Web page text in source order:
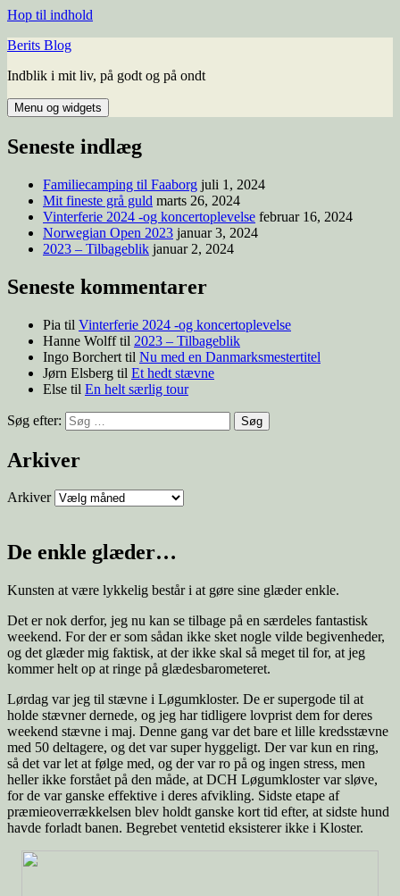
Hop til indhold
Berits Blog
Indblik i mit liv, på godt og på ondt
Menu og widgets
Seneste indlæg
Familiecamping til Faaborg juli 1, 2024
Mit fineste grå guld marts 26, 2024
Vinterferie 2024 -og koncertoplevelse februar 16, 2024
Norwegian Open 2023 januar 3, 2024
2023 – Tilbageblik januar 2, 2024
Seneste kommentarer
Pia til Vinterferie 2024 -og koncertoplevelse
Hanne Wolfftil 2023 – Tilbageblik
Ingo Borchert til Nu med en Danmarksmestertitel
Jørn Elsberg til Et hedt stævne
Else til En helt særlig tour
Søg efter:
Arkiver
Arkiver
De enkle glæder…
Kunsten at være lykkelig består i at gøre sine glæder enkle.
Det er nok derfor, jeg nu kan se tilbage på en særdeles fantastisk
weekend. For der er som sådan ikke sket nogle vilde begivenheder,
og det glæder mig faktisk, at der ikke skal så meget til for, at jeg
kommer helt op at ringe på glædesbarometeret.
Lørdag var jeg til stævne i Løgumkloster. De er supergode til at
holde stævner dernede, og jeg har tidligere lovprist dem for deres
weekend stævne i maj. Denne gang var det bare et lille kredsstævne
med 50 deltagere, og det var super hyggeligt. Der var kun en ring,
så det var let at følge med, og der var ro på og ingen stress, men
heller ikke forstået på den måde, at DCH Løgumkloster var sløve,
for de var ganske effektive i deres afvikling. Sidste etape af
præmieoverrækkelsen blev holdt ganske kort tid efter, at sidste hund
havde forladt banen. Begrebet ventetid eksisterer ikke i Kloster.